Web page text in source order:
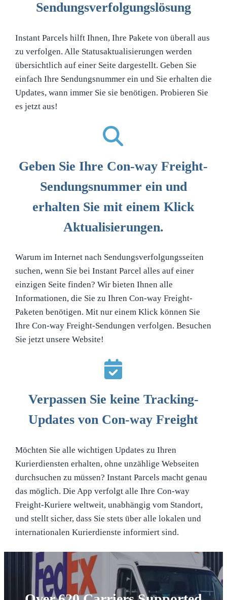
Sendungsverfolgungslösung
Instant Parcels hilft Ihnen, Ihre Pakete von überall aus
zu verfolgen. Alle Statusaktualisierungen werden
übersichtlich auf einer Seite dargestellt. Geben Sie
einfach Ihre Sendungsnummer ein und Sie erhalten die
Updates, wann immer Sie sie benötigen. Probieren Sie
es jetzt aus!
Geben Sie Ihre Con-way Freight-
Sendungsnummer ein und
erhalten Sie mit einem Klick
Aktualisierungen.
Warum im Internet nach Sendungsverfolgungsseiten
suchen, wenn Sie bei Instant Parcel alles auf einer
einzigen Seite finden? Wir bieten Ihnen alle
Informationen, die Sie zu Ihren Con-way Freight-
Paketen benötigen. Mit nur einem Klick können Sie
Ihre Con-way Freight-Sendungen verfolgen. Besuchen
Sie jetzt unsere Website!
Verpassen Sie keine Tracking-
Updates von Con-way Freight
Möchten Sie alle wichtigen Updates zu Ihren
Kurierdiensten erhalten, ohne unzählige Webseiten
durchsuchen zu müssen? Instant Parcels macht genau
das möglich. Die App verfolgt alle Ihre Con-way
Freight-Kuriere weltweit, unabhängig vom Standort,
und stellt sicher, dass Sie stets über alle lokalen und
internationalen Kurierdienste informiert sind.